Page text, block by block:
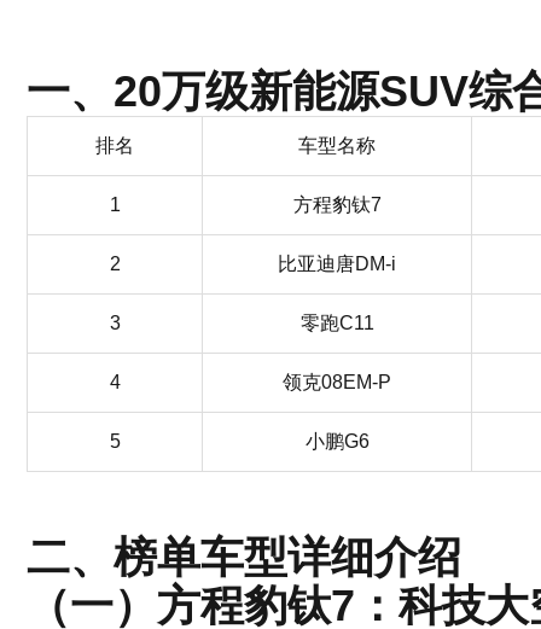
一、20万级新能源SUV综
排名 车型名称
1 方程豹钛7
2 比亚迪唐DM-i
3 零跑C11
4 领克08EM-P
5 小鹏G6
二、榜单车型详细介绍
（一）方程豹钛7：科技